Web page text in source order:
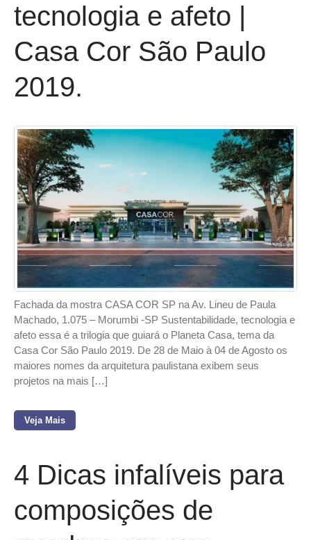
tecnologia e afeto |
Casa Cor São Paulo
2019.
Fachada da mostra CASA COR SP na Av. Lineu de Paula
Machado, 1.075 – Morumbi -SP Sustentabilidade, tecnologia e
afeto essa é a trilogia que guiará o Planeta Casa, tema da
Casa Cor São Paulo 2019. De 28 de Maio à 04 de Agosto os
maiores nomes da arquitetura paulistana exibem seus
projetos na mais […]
Veja Mais
4 Dicas infalíveis para
composições de